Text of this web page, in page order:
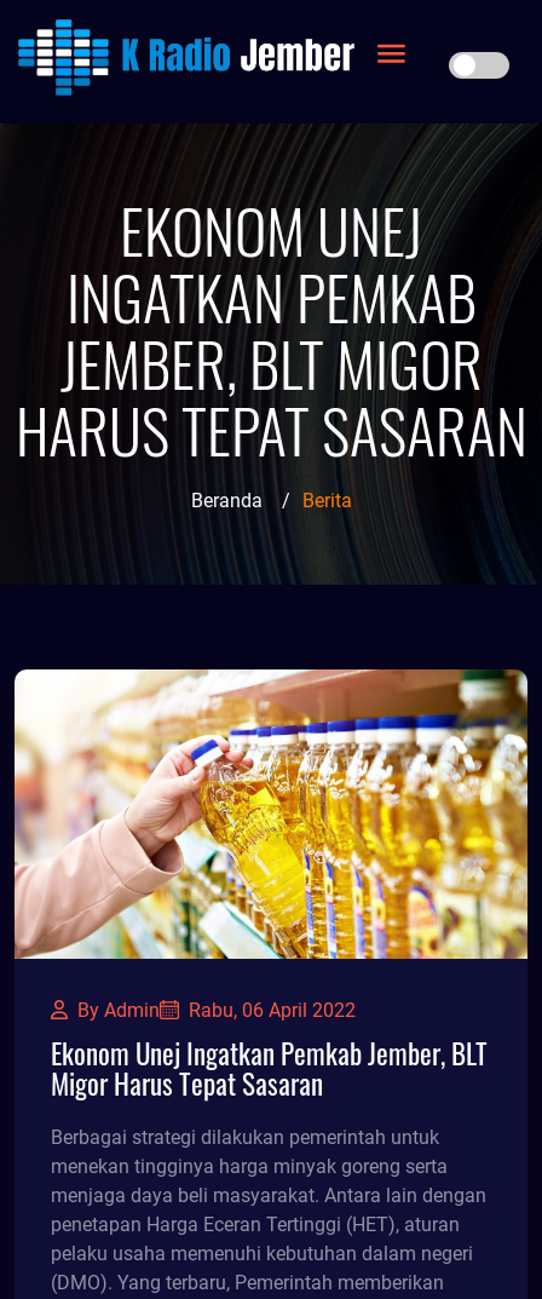
EKONOM UNEJ
INGATKAN PEMKAB
JEMBER, BLT MIGOR
HARUS TEPAT SASARAN
Beranda / Berita
By Admin Rabu, 06 April 2022
Ekonom Unej Ingatkan Pemkab Jember, BLT
Migor Harus Tepat Sasaran
Berbagai strategi dilakukan pemerintah untuk
menekan tingginya harga minyak goreng serta
menjaga daya beli masyarakat. Antara lain dengan
penetapan Harga Eceran Tertinggi (HET), aturan
pelaku usaha memenuhi kebutuhan dalam negeri
(DMO). Yang terbaru, Pemerintah memberikan